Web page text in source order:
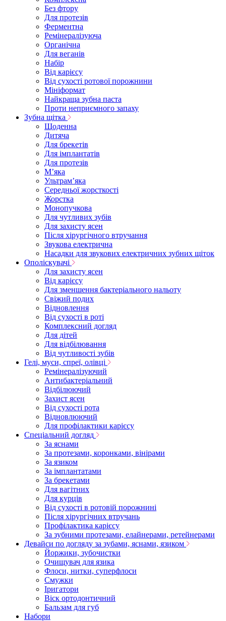
Без фтору
Для протезів
Ферментна
Ремінералізуюча
Органічна
Для веганів
Набір
Від карієсу
Від сухості ротової порожнини
Мініформат
Найкраща зубна паста
Проти неприємного запаху
Зубна щітка
Щоденна
Дитяча
Для брекетів
Для імплантатів
Для протезів
Мʼяка
Ультрамʼяка
Середньої жорсткості
Жорстка
Монопучкова
Для чутливих зубів
Для захисту ясен
Після хірургічного втручання
Звукова електрична
Насадки для звукових електричних зубних щіток
Ополіскувачі
Для захисту ясен
Від карієсу
Для зменшення бактеріального нальоту
Свіжий подих
Відновлення
Від сухості в роті
Комплексний догляд
Для дітей
Для відбілювання
Від чутливості зубів
Гелі, муси, спреї, олівці
Ремінералізуючий
Антибактеріальний
Відбілюючий
Захист ясен
Від сухості рота
Відновлюючий
Для профілактики карієсу
Спеціальний догляд
За яснами
За протезами, коронками, вінірами
За язиком
За імплантатами
За брекетами
Для вагітних
Для курців
Від сухості в ротовій порожнині
Після хірургічних втручань
Профілактика карієсу
За зубними протезами, елайнерами, ретейнерами
Девайси по догляду за зубами, яснами, язиком
Йоржики, зубочистки
Очищувач для язика
Флоси, нитки, суперфлоси
Смужки
Іригатори
Віск ортодонтичний
Бальзам для губ
Набори